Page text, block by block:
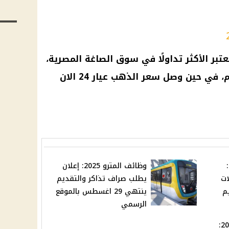
الأكثر تداولًا في سوق الصاغة المصرية،
سعر الذهب عيار 24
الان
وظائف وزارة العمل 2025:
وظائف المترو 2025: إعلان
يطلب صراف تذاكر والتقديم
ينتهي 29 اغسطس بالموقع
الرسمي
وظائف السكة الحديد 2025: